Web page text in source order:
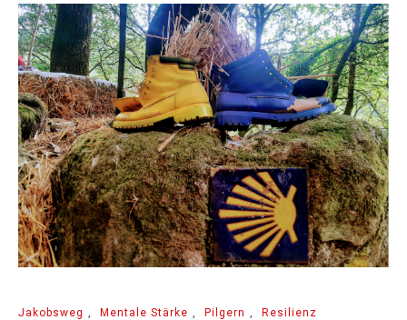
Jakobsweg Mentale Stärke Pilgern
Resilienz